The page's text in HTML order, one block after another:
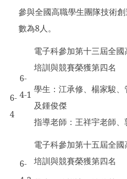
6-
4
參與全國高職學生團隊技術
數為8人。
6-
4-1
電子科參加第十三屆全
培訓與競賽榮獲第四名
學生：江承修、楊家駿
及鍾俊傑
指導老師：王祥宇老師、
6-
電子科參加第十五屆全
培訓與競賽榮獲第四名